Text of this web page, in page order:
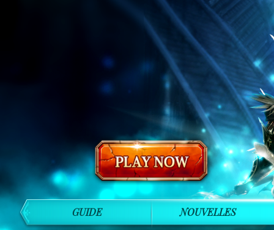
GUIDE NOUVELLES